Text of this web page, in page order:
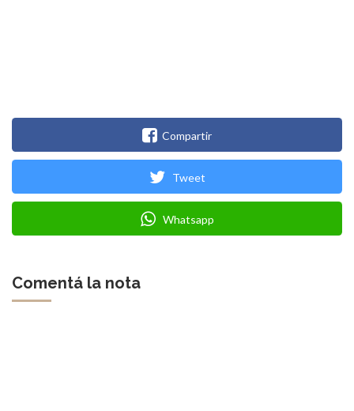
Compartir
Tweet
Whatsapp
Comentá la nota